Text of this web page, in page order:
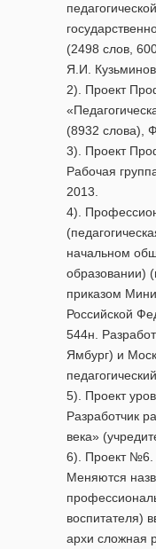
(2498 слов,
Я.И.
2). Проект
(8932 слова),
3). Проект
Рабочая
2013.
4).
начальном
образовании)
приказом
Российской
544н.
Ямбург) и
5). Проект
Разработчик
века»
6). Проект №6.
Меняются
воспитателя)
архи сложная